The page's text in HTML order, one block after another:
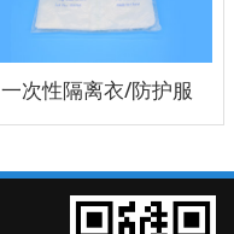
一次性隔离衣/防护服